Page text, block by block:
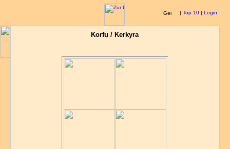
| Top 10 | Login
Korfu / Kerkyra